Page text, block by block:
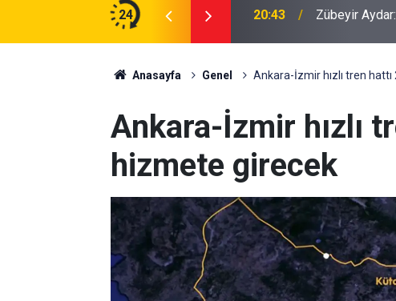
24
ve iş yeri inşa edildi 20:43 Zübeyir
Anasayfa Genel Ankara-İzmir hızlı tren
Ankara-İzmir hızlı
hizmete girecek